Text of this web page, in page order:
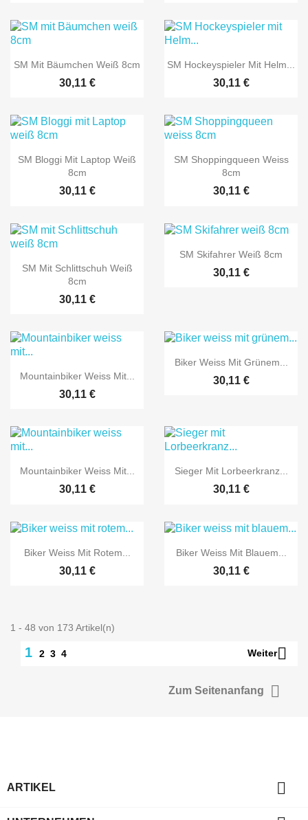
 Vorschau
SM Mit Bäumchen Weiß 8cm
30,11 €
 Vorschau
SM Hockeyspieler Mit Helm...
30,11 €
 Vorschau
SM Bloggi Mit Laptop Weiß
8cm
30,11 €
 Vorschau
SM Shoppingqueen Weiss
8cm
30,11 €
 Vorschau
SM Mit Schlittschuh Weiß
8cm
30,11 €
 Vorschau
SM Skifahrer Weiß 8cm
30,11 €
 Vorschau
Mountainbiker Weiss Mit...
30,11 €
 Vorschau
Biker Weiss Mit Grünem...
30,11 €
 Vorschau
Mountainbiker Weiss Mit...
30,11 €
 Vorschau
Sieger Mit Lorbeerkranz...
30,11 €
 Vorschau
Biker Weiss Mit Rotem...
30,11 €
 Vorschau
Biker Weiss Mit Blauem...
30,11 €
1 - 48 von 173 Artikel(n)
1 2 3 4 Weiter
Zum Seitenanfang 
ARTIKEL 